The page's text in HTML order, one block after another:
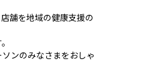
舗を地域の健康支援の
ンのみなさまをおしゃ